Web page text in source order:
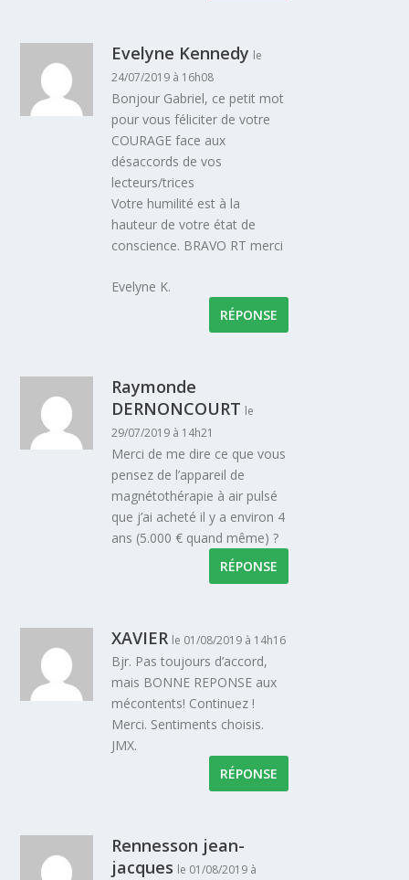
Evelyne Kennedy le
24/07/2019 à 16h08
Bonjour Gabriel, ce petit mot
pour vous féliciter de votre
COURAGE face aux
désaccords de vos
lecteurs/trices
Votre humilité est à la
hauteur de votre état de
conscience. BRAVO RT merci
Evelyne K.
RÉPONSE
Raymonde
DERNONCOURT le
29/07/2019 à 14h21
Merci de me dire ce que vous
pensez de l’appareil de
magnétothérapie à air pulsé
que j’ai acheté il y a environ 4
ans (5.000 € quand même) ?
RÉPONSE
XAVIER le 01/08/2019 à 14h16
Bjr. Pas toujours d’accord,
mais BONNE REPONSE aux
mécontents! Continuez !
Merci. Sentiments choisis.
JMX.
RÉPONSE
Rennesson jean-
jacques le 01/08/2019 à